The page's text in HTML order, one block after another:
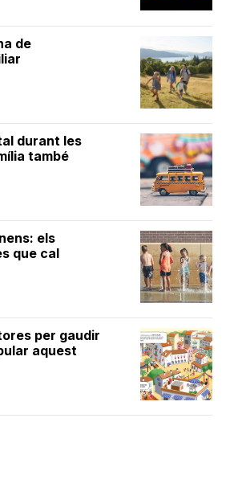
de
durant les
també
els
que cal
per gaudir
aquest